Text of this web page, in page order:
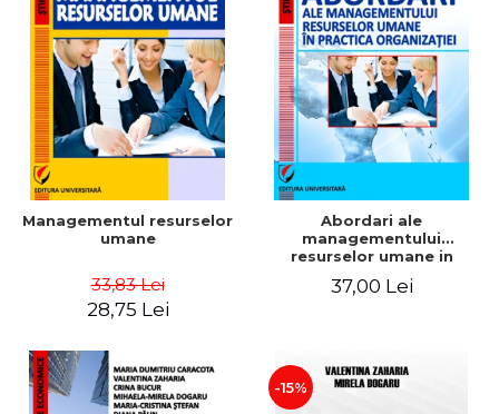
Managementul resurselor
umane
33,83 Lei
28,75 Lei
Abordari ale
managementului
resurselor umane in
37,00 Lei
-15%